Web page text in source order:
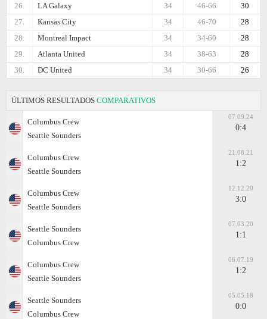
26.
LA Galaxy 30
46-66
34
27.
Kansas City 28
46-70
34
28.
Montreal Impact 28
34-60
34
29.
Atlanta United 28
38-63
34
30.
DC United 26
30-66
34
ÚLTIMOS RESULTADOS COMPARATIVOS
Columbus Crew
Seattle Sounders
07.09.24
0:4
Columbus Crew
Seattle Sounders
21.08.21
1:2
Columbus Crew
Seattle Sounders
12.12.20
3:0
Seattle Sounders
Columbus Crew
07.03.20
1:1
Columbus Crew
Seattle Sounders
06.07.19
1:2
Seattle Sounders
Columbus Crew
05.05.18
0:0